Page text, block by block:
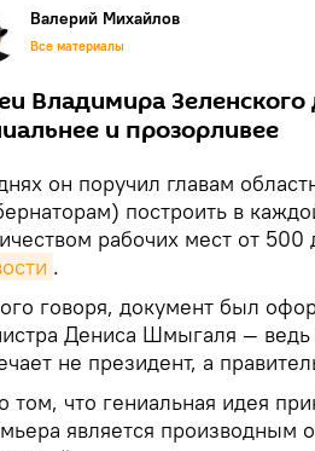
Валерий Михайлов
Все материалы
Владимира Зеленского
и прозорливее
он поручил главам
построить в
рабочих мест от
.
говоря, документ был
Дениса Шмыгаля — ведь
не президент, а
том, что гениальная идея
является производным